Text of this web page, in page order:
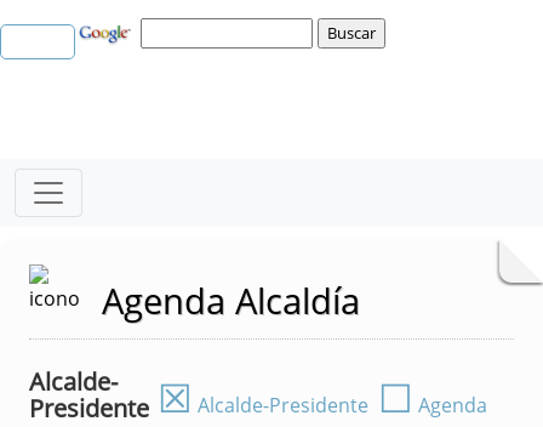
Agenda Alcaldía
Alcalde-
Presidente ☒ Alcalde-Presidente ☐ Agenda